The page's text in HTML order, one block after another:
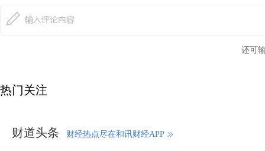
还可
热门关注
财道头条 财经热点尽在和讯财经APP